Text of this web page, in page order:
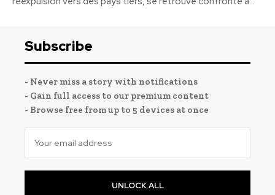
Subscribe
- Never miss a story with notifications
- Gain full access to our premium content
- Browse free from up to 5 devices at once
UNLOCK ALL